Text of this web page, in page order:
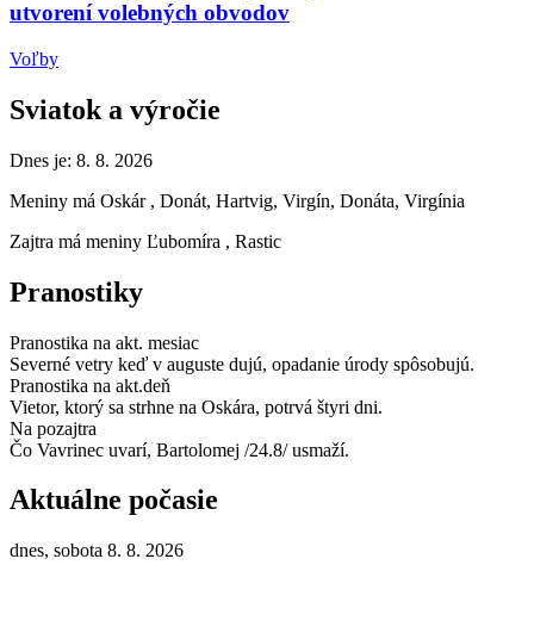
utvorení volebných obvodov
Voľby
Sviatok a výročie
Dnes je: 8. 8. 2026
Meniny má Oskár , Donát, Hartvig, Virgín, Donáta, Virgínia
Zajtra má meniny Ľubomíra , Rastic
Pranostiky
Pranostika na akt. mesiac
Severné vetry keď v auguste dujú, opadanie úrody spôsobujú.
Pranostika na akt.deň
Vietor, ktorý sa strhne na Oskára, potrvá štyri dni.
Na pozajtra
Čo Vavrinec uvarí, Bartolomej /24.8/ usmaží.
Aktuálne počasie
dnes, sobota 8. 8. 2026